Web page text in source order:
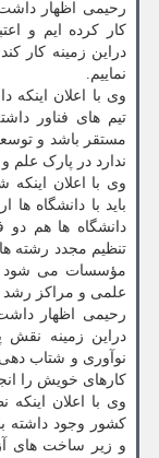
رحیمی اظهار
کار کرده ایم و
دراین زمینه کار
نماییم.
وی با اعلان اینکه
تیم های فناور
مستقر باشد و
ندارد در پارک علم
وی با اعلان
باید با دانشگاه
دانشگاه ها هم دو
تنظیم مجدد رشته
مؤسسات می شود و
علمی و مراکز رشد
رحیمی اظهار
دراین زمینه نقش
نوآوری و شتاب
کارهای خویش را
وی با اعلان
کشور وجود داشته
و زیر ساخت های